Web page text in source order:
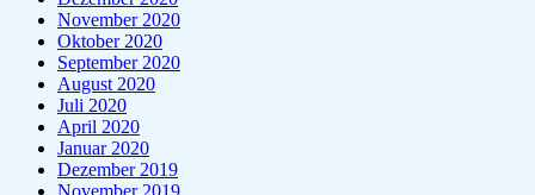
November 2020
Oktober 2020
September 2020
August 2020
Juli 2020
April 2020
Januar 2020
Dezember 2019